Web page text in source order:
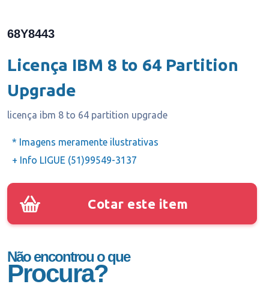
68Y8443
Licença IBM 8 to 64 Partition
Upgrade
licença ibm 8 to 64 partition upgrade
* Imagens meramente ilustrativas
+ Info LIGUE (51)99549-3137
Cotar este item
Não encontrou o que
Procura?